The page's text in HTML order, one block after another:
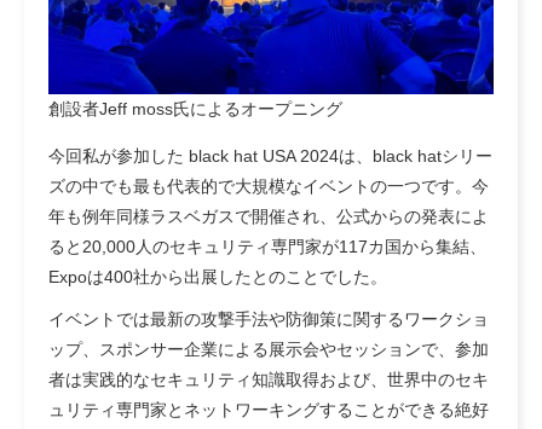
創設者Jeff moss氏によるオープニング
今回私が参加した black hat USA 2024は、black hatシリー
ズの中でも最も代表的で大規模なイベントの一つです。今
年も例年同様ラスベガスで開催され、公式からの発表によ
ると20,000人のセキュリティ専門家が117カ国から集結、
Expoは400社から出展したとのことでした。
イベントでは最新の攻撃手法や防御策に関するワークショ
ップ、スポンサー企業による展示会やセッションで、参加
者は実践的なセキュリティ知識取得および、世界中のセキ
ュリティ専門家とネットワーキングすることができる絶好